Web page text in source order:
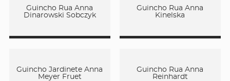
Guincho Rua Anna
Dinarowski Sobczyk
Guincho Rua Anna
Kinelska
Guincho Jardinete Anna
Meyer Fruet
Guincho Rua Anna
Reinhardt